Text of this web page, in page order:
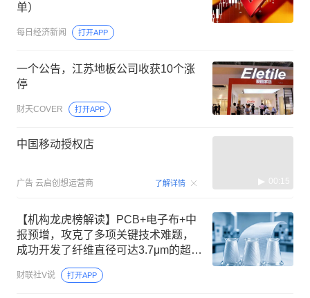
单）
每日经济新闻 打开APP
一个公告，江苏地板公司收获10个涨
停
财天COVER 打开APP
中国移动授权店
广告 云启创想运营商 了解详情 00:15
【机构龙虎榜解读】PCB+电子布+中
报预增，攻克了多项关键技术难题，
成功开发了纤维直径可达3.7μm的超细
纱等优势产品，解决了高端PCB源头
关键材料长期依赖进口的问题，机构
财联社V说 打开APP